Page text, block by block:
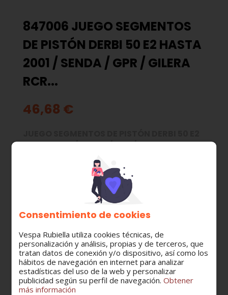
847006 JUEGO SEGMENTOS
DE PISTÓN DERBI 50 E2 HASTA
2001 / SENDA / GPR / GILERA
RCR...
46,68 €
HASTA 2001 / SENDA / GPR / GILERA RCR...
Grupo Cilindro - Pistón
Cantidad
Consentimiento de cookies
Vespa Rubiella utiliza cookies técnicas, de
personalización y análisis, propias y de terceros, que
tratan datos de conexión y/o dispositivo, así como los
hábitos de navegación en internet para analizar
estadísticas del uso de la web y personalizar
publicidad según su perfil de navegación.Obtener
más información